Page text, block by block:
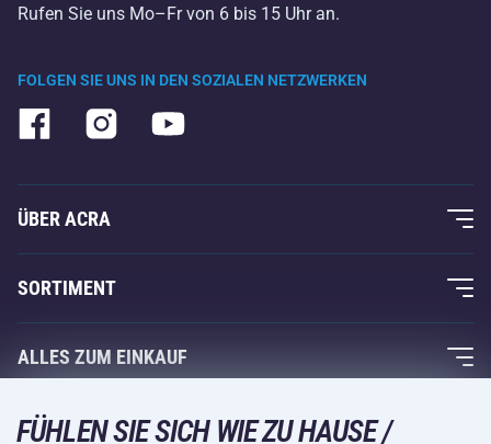
FOLGEN SIE UNS IN DEN SOZIALEN NETZWERKEN
Rufen Sie uns Mo–Fr von 6 bis 15 Uhr an.
ÜBER ACRA
Über uns
Acra-Garantie
Kontakte
SORTIMENT
Fitness und Krafttraining
Wintersport
ALLES ZUM EINKAUF
Acra-Garantie
FÜHLEN SIE SICH WIE ZU HAUSE /